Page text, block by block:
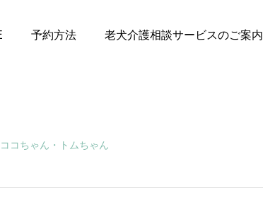
予約方法 老犬介護相談サービスのご案内
コちゃん・トムちゃん